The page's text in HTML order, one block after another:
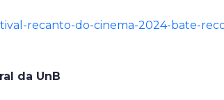
recanto-do-cinema-2024-bate-
da UnB